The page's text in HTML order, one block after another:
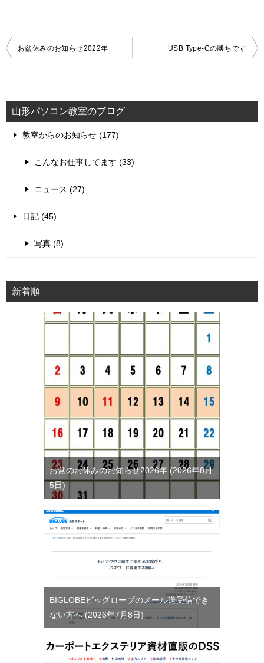
投
ビ
ゲ
ー
お盆休みのお知らせ2022年 USB Type-Cの勝ちです
山形パソコン教室のブログ
教室からのお知らせ (177)
こんなお仕事してます (33)
ニュース (27)
日記 (45)
写真 (8)
新着順
お盆のお休みのお知らせ2026年
2026年8月
5日
BIGLOBEビッグローブのメール送受信でき
ない方へ
2026年7月8日